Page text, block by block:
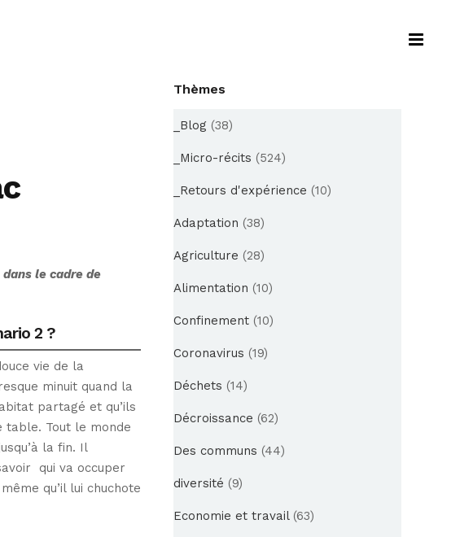
le cadre de
2 ?
vie de la
minuit quand la
partagé et qu’ils
table. Tout le monde
la fin. Il
qui va occuper
qu’il lui chuchote
Thèmes
_Blog (38)
_Micro-récits (524)
_Retours d'expérience (10)
Adaptation (38)
Agriculture (28)
Alimentation (10)
Confinement (10)
Coronavirus (19)
Déchets (14)
Décroissance (62)
Des communs (44)
diversité (9)
Economie et travail(63)